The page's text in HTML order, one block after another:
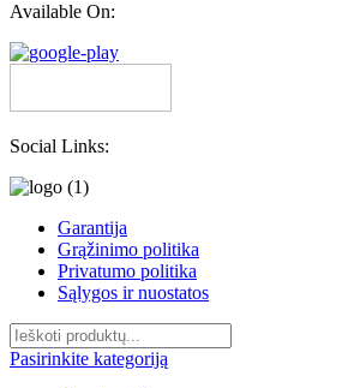
Available On:
Social Links:
Garantija
Grąžinimo politika
Privatumo politika
Sąlygos ir nuostatos
Pasirinkite kategoriją